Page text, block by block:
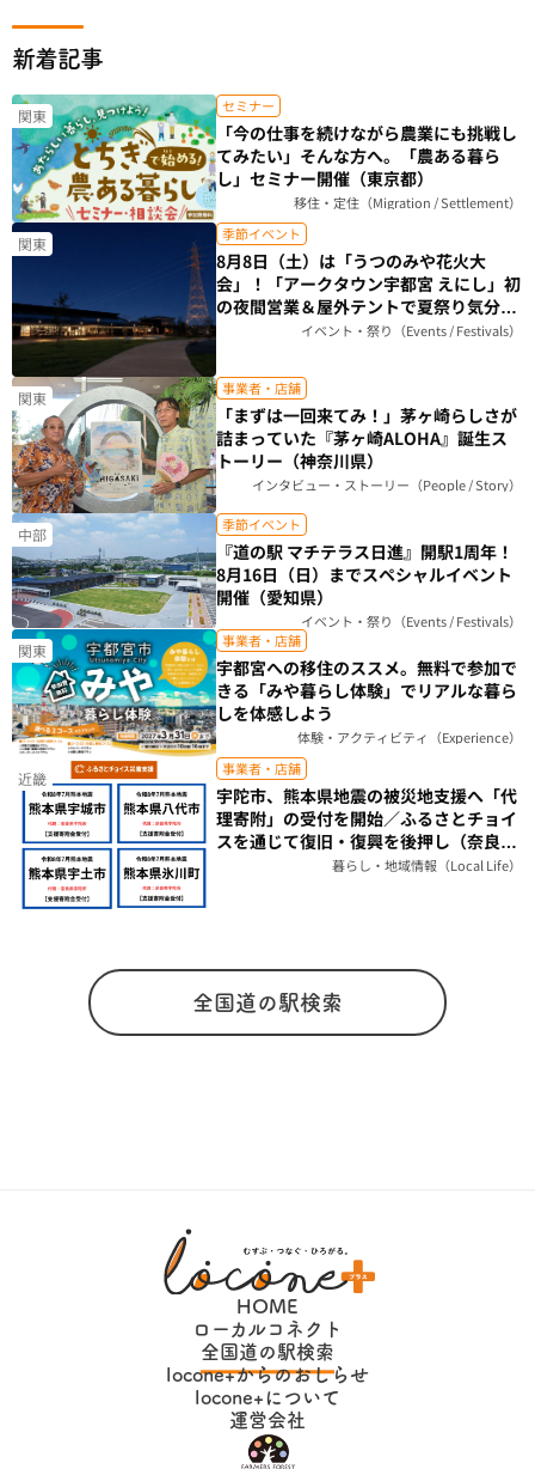
新着記事
関東 セミナー
「今の仕事を続けながら農業にも挑戦し
てみたい」そんな方へ。「農ある暮ら
し」セミナー開催（東京都）
移住・定住（Migration / Settlement）
関東 季節イベント
8月8日（土）は「うつのみや花火大
会」！「アークタウン宇都宮 えにし」初
の夜間営業＆屋外テントで夏祭り気分を
楽しもう（栃木県）イベント・祭り（Events / Festivals）
関東 事業者・店舗
「まずは一回来てみ！」茅ヶ崎らしさが
詰まっていた『茅ヶ崎ALOHA』誕生ス
トーリー（神奈川県）
インタビュー・ストーリー（People / Story）
中部 季節イベント
『道の駅 マチテラス日進』開駅1周年！
8月16日（日）までスペシャルイベント
開催（愛知県）
イベント・祭り（Events / Festivals）
関東 事業者・店舗
宇都宮への移住のススメ。無料で参加で
きる「みや暮らし体験」でリアルな暮ら
しを体感しよう
体験・アクティビティ（Experience）
近畿 事業者・店舗
宇陀市、熊本県地震の被災地支援へ「代
理寄附」の受付を開始／ふるさとチョイ
スを通じて復旧・復興を後押し（奈良
暮らし・地域情報（Local Life）
全国道の駅検索
HOME
ローカルコネクト
全国道の駅検索
locone+からのおしらせ
locone+について
運営会社